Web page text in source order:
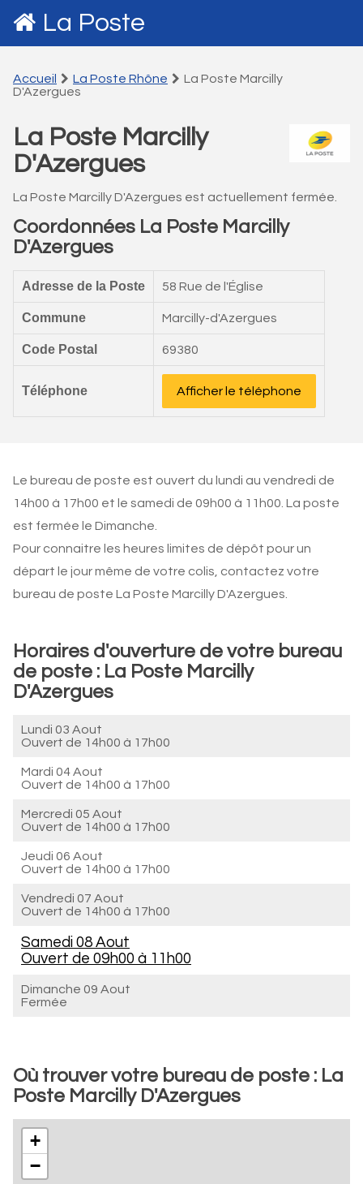
La Poste
Accueil La Poste Rhône
La Poste Marcilly
D'Azergues
La Poste Marcilly
D'Azergues
La Poste Marcilly D'Azergues est actuellement fermée.
Coordonnées La Poste Marcilly
D'Azergues
Adresse de la Poste 58 Rue de l'Église
Commune Marcilly-d'Azergues
Code Postal 69380
Téléphone Afficher le téléphone
Le bureau de poste est ouvert du lundi au vendredi de
14h00 à 17h00 et le samedi de 09h00 à 11h00. La poste
est fermée le Dimanche.
Pour connaitre les heures limites de dépôt pour un
départ le jour même de votre colis, contactez votre
bureau de poste La Poste Marcilly D'Azergues.
Horaires d'ouverture de votre bureau
de poste : La Poste Marcilly
D'Azergues
Lundi 03 Aout
Ouvert de 14h00 à 17h00
Mardi 04 Aout
Ouvert de 14h00 à 17h00
Mercredi 05 Aout
Ouvert de 14h00 à 17h00
Jeudi 06 Aout
Ouvert de 14h00 à 17h00
Vendredi 07 Aout
Ouvert de 14h00 à 17h00
Samedi 08 Aout
Ouvert de 09h00 à 11h00
Dimanche 09 Aout
Fermée
Où trouver votre bureau de poste : La
Poste Marcilly D'Azergues
+
−